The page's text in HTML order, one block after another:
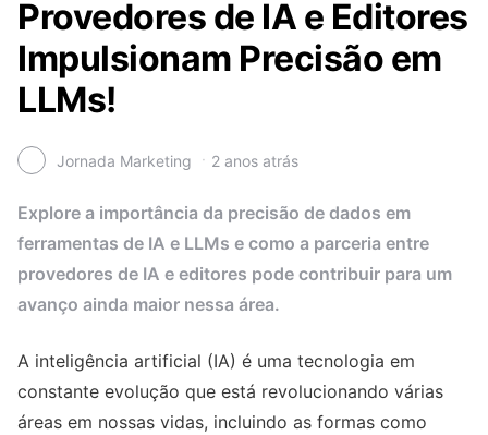
Provedores de IA e Editores
Impulsionam Precisão em
LLMs!
Jornada Marketing 2 anos atrás
Explore a importância da precisão de dados em
ferramentas de IA e LLMs e como a parceria entre
provedores de IA e editores pode contribuir para um
avanço ainda maior nessa área.
A inteligência artificial (IA) é uma tecnologia em
constante evolução que está revolucionando várias
áreas em nossas vidas, incluindo as formas como